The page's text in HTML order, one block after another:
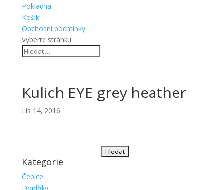
Pokladna
Košík
Obchodní podmínky
Vyberte stránku
Kulich EYE grey heather
Lis 14, 2016
Kategorie
Čepice
Doplňky